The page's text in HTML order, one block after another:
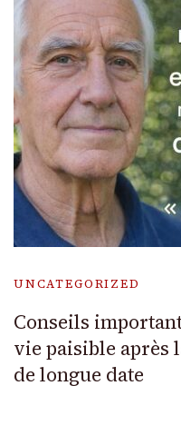
UNCATEGORIZED
Conseils
vie paisible après
de longue date